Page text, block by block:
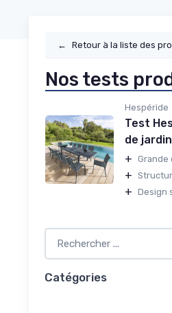
← Retour à la liste des
Nos tests
Hespéride
Test
de
+ Grande
+
+ Design
Catégories